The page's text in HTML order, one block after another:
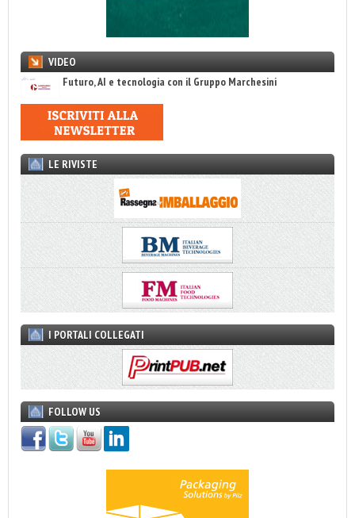
VIDEO
Futuro, AI e tecnologia con il Gruppo Marchesini
LE RIVISTE
I PORTALI COLLEGATI
FOLLOW US